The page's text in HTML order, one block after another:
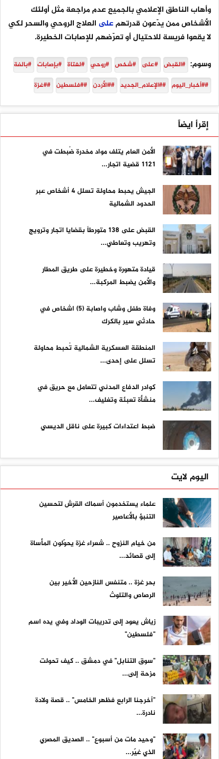
وأهاب الناطق الإعلامي بالجميع عدم مراجعة مثل أولئك
الأشخاص ممن يدّعون قدرتهمعلى العلاج الروحي والسحر لكي
لا يقعوا فريسة للاحتيال أو تعرّضهم للإصابات الخطيرة.
وسوم: #القبض #على #شخص #روحي #لفتاة #بإصابات #بالغة
##أخبار_اليوم ##الإعلام_الجديد ##الأردن ##فلسطين ##غزة
إقرأ ايضاً
الأمن العام يتلف مواد مخدرة ضُبطت في
1121 قضية اتجار...
الجيش يحبط محاولة تسلل 4 أشخاص عبر
الحدود الشمالية
القبض على ١٣٨ متورطاً بقضايا اتجار وترويج
وتهريب وتعاطي...
قيادة متهورة وخطيرة على طريق المطار
والأمن يضبط المركبة...
وفاة طفل وشاب واصابة (5) اشخاص في
حادثي سير بالكرك
المنطقة العسكرية الشمالية تُحبط محاولة
تسلل على إحدى...
كوادر الدفاع المدني تتعامل مع حريق في
منشأة تعبئة وتغليف...
ضبط اعتداءات كبيرة على ناقل الديسي
اليوم لايت
علماء يستخدمون أسماك القرش لتحسين
التنبؤ بالأعاصير
من خيام النزوح .. شعراء غزة يحوّلون المأساة
إلى قصائد...
بحر غزة .. متنفس النازحين الأخير بين
الرصاص والتلوث
زياش يعود إلى تدريبات الوداد وفي يده اسم
"فلسطين"
"سوق التنابل" في دمشق .. كيف تحولت
مزحة إلى...
"أخرجنا الرابع فظهر الخامس" .. قصة ولادة
نادرة...
"وحيد مات من أسبوع" .. الصديق المصري
الذي غيّر...